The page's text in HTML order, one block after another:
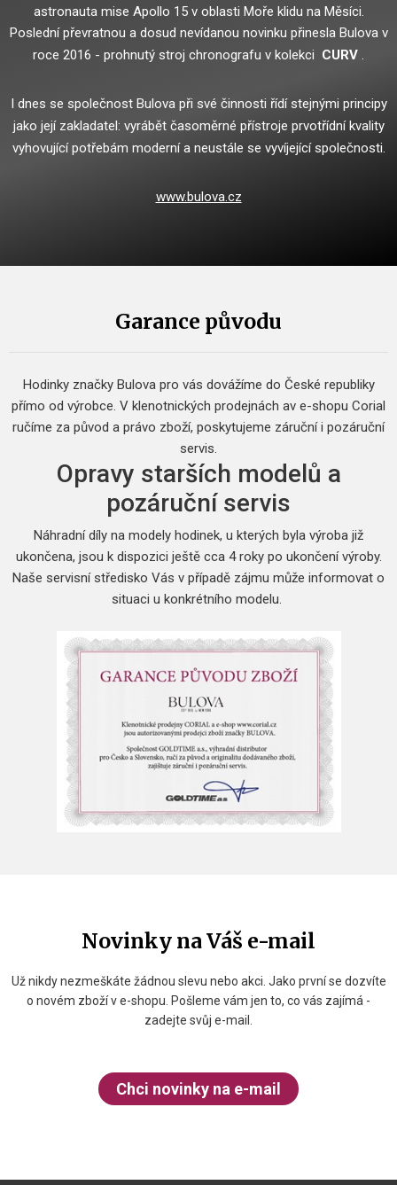
astronauta mise Apollo 15 v oblasti Moře klidu na Měsíci.
Poslední převratnou a dosud nevídanou novinku přinesla Bulova v
roce 2016 - prohnutý stroj chronografu v kolekci CURV .
I dnes se společnost Bulova při své činnosti řídí stejnými principy
jako její zakladatel: vyrábět časoměrné přístroje prvotřídní kvality
vyhovující potřebám moderní a neustále se vyvíjející společnosti.
www.bulova.cz
Garance původu
Hodinky značky Bulova pro vás dovážíme do České republiky
přímo od výrobce. V klenotnických prodejnách av e-shopu Corial
ručíme za původ a právo zboží, poskytujeme záruční i pozáruční
servis.
Opravy starších modelů a
pozáruční servis
Náhradní díly na modely hodinek, u kterých byla výroba již
ukončena, jsou k dispozici ještě cca 4 roky po ukončení výroby.
Naše servisní středisko Vás v případě zájmu může informovat o
situaci u konkrétního modelu.
Novinky na Váš e-mail
Už nikdy nezmeškáte žádnou slevu nebo akci. Jako první se dozvíte
o novém zboží v e-shopu. Pošleme vám jen to, co vás zajímá -
zadejte svůj e-mail.
Chci novinky na e-mail